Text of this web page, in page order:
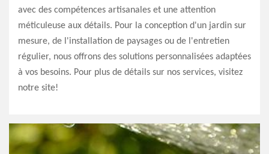
avec des compétences artisanales et une attention
méticuleuse aux détails. Pour la conception d'un jardin sur
mesure, de l'installation de paysages ou de l'entretien
régulier, nous offrons des solutions personnalisées adaptées
à vos besoins. Pour plus de détails sur nos services, visitez
notre site!